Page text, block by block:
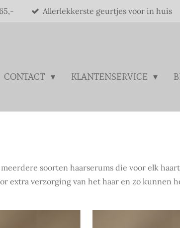
Allerlekkerste geurtjes voor in huis
CONTACT KLANTENSERVICE
soorten haarserums die voor elk
extra verzorging van het haar en zo kunnen